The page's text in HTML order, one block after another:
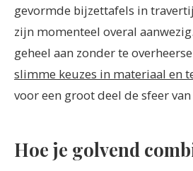
gevormde bijzettafels in
zijn momenteel overal
geheel aan zonder te
slimme keuzes in materiaal en
voor een groot deel de sfeer
Hoe je golvend